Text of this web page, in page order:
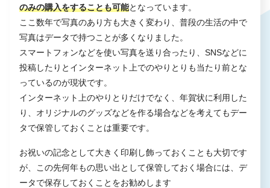
のみの購入をすることも可能となっています。
ここ数年で写真のあり方も大きく変わり、普段の生活の中で
写真はデータで持つことが多くなりました。
スマートフォンなどを使い写真を送り合ったり、SNSなどに
投稿したりとインターネット上でのやりとりも当たり前とな
っているのが現状です。
インターネット上のやりとりだけでなく、年賀状に利用した
り、オリジナルのグッズなどを作る場合などを考えてもデー
タで保管しておくことは重要です。
お祝いの記念として大きく印刷し飾っておくことも大切です
が、この先何年もの思い出として保管しておく場合には、デ
ータで保存しておくことをお勧めします